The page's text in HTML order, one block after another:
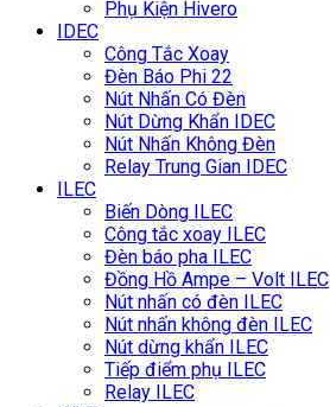
Phụ Kiện Hivero
IDEC
Công Tắc Xoay
Đèn Báo Phi 22
Nút Nhấn Có Đèn
Nút Dừng Khẩn IDEC
Nút Nhấn Không Đèn
Relay Trung Gian IDEC
ILEC
Biến Dòng ILEC
Công tắc xoay ILEC
Đèn báo pha ILEC
Đồng Hồ Ampe – Volt ILEC
Nút nhấn có đèn ILEC
Nút nhấn không đèn ILEC
Nút dừng khẩn ILEC
Tiếp điểm phụ ILEC
Relay ILEC